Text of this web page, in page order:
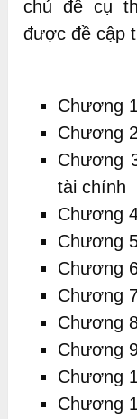
chủ đề cụ
được đề cập
Chương
Chương
Chương
tài chính
Chương
Chương
Chương
Chương
Chương
Chương
Chương
Chương